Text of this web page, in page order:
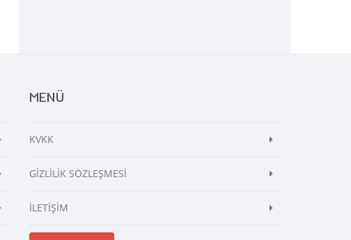
MENÜ
KVKK
GİZLİLİK SÖZLEŞMESİ
İLETİŞİM